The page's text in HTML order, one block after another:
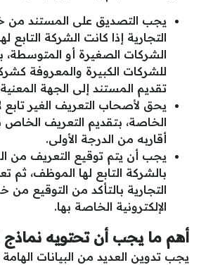
يجب التصديق على المستند من
التجارية إذا كانت الشركة التابع
الشركات الصغيرة أو المتوسطة،
للشركات الكبيرة والمعروفة
تقديم المستند إلى الجهة
يحق لأصحاب التعريف الغير
الخاصة، بتقديم التعريف الخاص
أقاربه من الدرجة الأولى.
يجب أن يتم توقيع التعريف من
بالشركة التابع لها الموظف، ثم
التجارية بالتأكد من التوقيع من
الإلكترونية الخاصة بها.
أهم ما يجب أن تحتويه نماذج
يجب تدوين العديد من البيانات